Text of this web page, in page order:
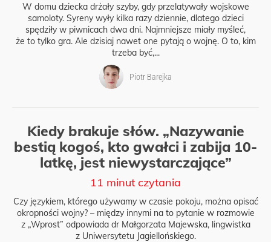
W domu dziecka drżały szyby, gdy przelatywały wojskowe
samoloty. Syreny wyły kilka razy dziennie, dlatego dzieci
spędziły w piwnicach dwa dni. Najmniejsze miały myśleć,
że to tylko gra. Ale dzisiaj nawet one pytają o wojnę. O to, kim
trzeba być,...
Piotr Barejka
Kiedy brakuje słów. „Nazywanie
bestią kogoś, kto gwałci i zabija 10-
latkę, jest niewystarczające”
11 minut czytania
Czy językiem, którego używamy w czasie pokoju, można opisać
okropności wojny? – między innymi na to pytanie w rozmowie
z „Wprost” odpowiada dr Małgorzata Majewska, lingwistka
z Uniwersytetu Jagiellońskiego.